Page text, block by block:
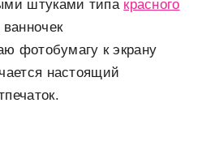
штуками типа красного
фотобумагу к экрану
настоящий